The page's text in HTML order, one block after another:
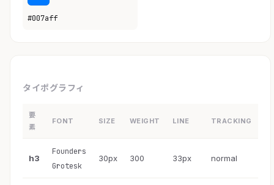
#007aff
タイポグラフィ
要
素
FONT SIZE WEIGHT LINE TRACKING
h3
Founders
Grotesk
30px 300 33px normal